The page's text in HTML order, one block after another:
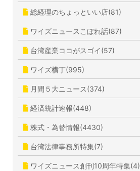
総経理のちょっといい店(81)
ワイズニュースこぼれ話(87)
台湾産業ココがスゴイ(57)
ワイズ横丁(995)
月間５大ニュース(374)
経済統計速報(448)
株式・為替情報(4430)
台湾法律事務所特集(7)
ワイズニュース創刊10周年特集(4)